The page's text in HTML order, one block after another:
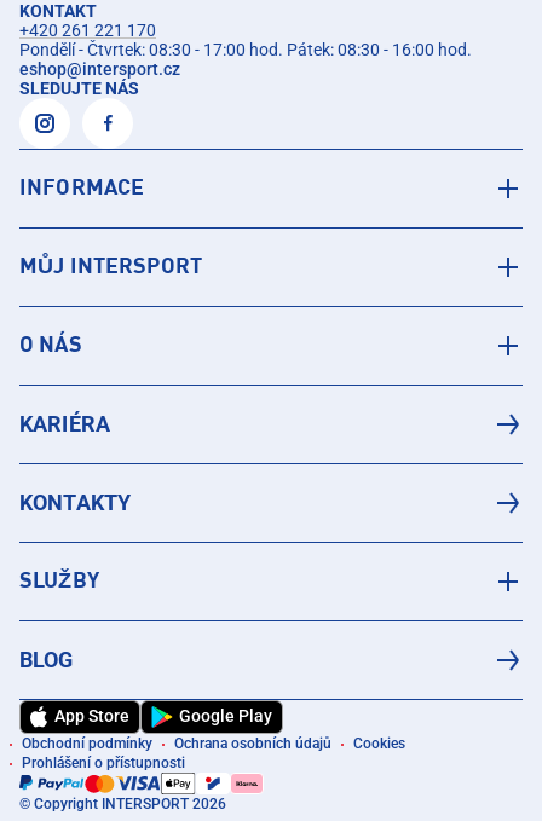
KONTAKT
+420 261 221 170
Pondělí - Čtvrtek: 08:30 - 17:00 hod. Pátek: 08:30 - 16:00 hod.
eshop@intersport.cz
SLEDUJTE NÁS
INFORMACE
MŮJ INTERSPORT
O NÁS
KARIÉRA
KONTAKTY
SLUŽBY
BLOG
App Store Google Play
Obchodní podmínky Ochrana osobních údajů
Cookies
Prohlášení o přístupnosti
© Copyright INTERSPORT 2026